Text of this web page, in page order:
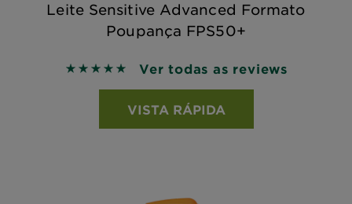
Leite Sensitive Advanced Formato
Poupança FPS50+
5 out of 5 stars based on reviews
Ver todas as reviews
VISTA RÁPIDA